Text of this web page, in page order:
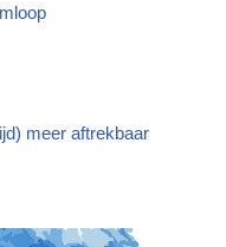
meer aftrekbaar